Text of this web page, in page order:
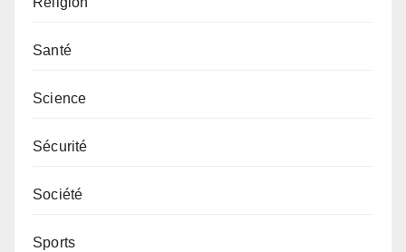
Santé
Science
Sécurité
Société
Sports